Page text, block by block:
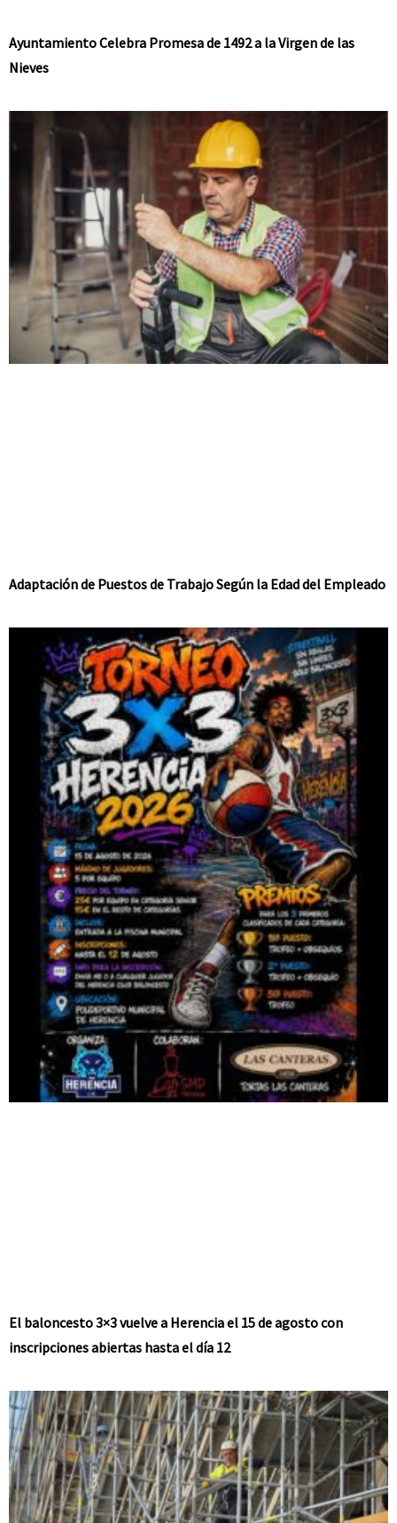
Ayuntamiento Celebra Promesa de 1492 a la Virgen de las
Nieves
Adaptación de Puestos de Trabajo Según la Edad del Empleado
El baloncesto 3×3 vuelve a Herencia el 15 de agosto con
inscripciones abiertas hasta el día 12